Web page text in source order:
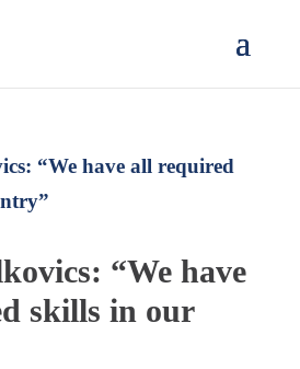
“We have
skills in our